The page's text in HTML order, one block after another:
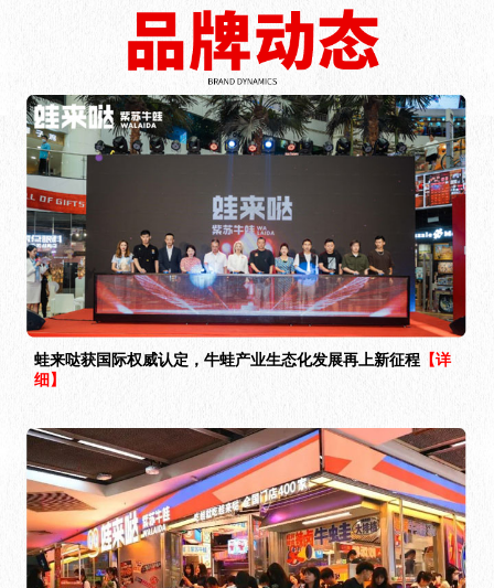
蛙来哒获国际权威认定，牛蛙产业生态化发展再上新征程 【详
细】